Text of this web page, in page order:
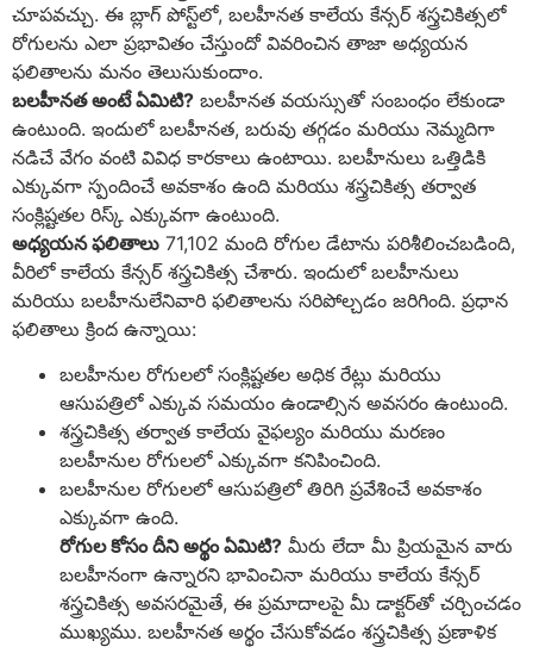
చూపవచ్చు. ఈ బ్లాగ్ పోస్ట్‌లో, బలహీనత కాలేయ కేన్సర్ శస్త్రచికిత్సలో
రోగులను ఎలా ప్రభావితం చేస్తుందో వివరించిన తాజా అధ్యయన
ఫలితాలను మనం తెలుసుకుందాం.
బలహీనత అంటే ఏమిటి? బలహీనత వయస్సుతో సంబంధం లేకుండా
ఉంటుంది. ఇందులో బలహీనత, బరువు తగ్గడం మరియు నెమ్మదిగా
నడిచే వేగం వంటి వివిధ కారకాలు ఉంటాయి. బలహీనులు ఒత్తిడికి
ఎక్కువగా స్పందించే అవకాశం ఉంది మరియు శస్త్రచికిత్స తర్వాత
సంక్లిష్టతల రిస్క్ ఎక్కువగా ఉంటుంది.
అధ్యయన ఫలితాలు 71,102 మంది రోగుల డేటాను పరిశీలించబడింది,
వీరిలో కాలేయ కేన్సర్ శస్త్రచికిత్స చేశారు. ఇందులో బలహీనులు
మరియు బలహీనులేనివారి ఫలితాలను సరిపోల్చడం జరిగింది. ప్రధాన
ఫలితాలు క్రింద ఉన్నాయి:
బలహీనుల రోగులలో సంక్లిష్టతల అధిక రేట్లు మరియు
ఆసుపత్రిలో ఎక్కువ సమయం ఉండాల్సిన అవసరం ఉంటుంది.
శస్త్రచికిత్స తర్వాత కాలేయ వైఫల్యం మరియు మరణం
బలహీనుల రోగులలో ఎక్కువగా కనిపించింది.
బలహీనుల రోగులలో ఆసుపత్రిలో తిరిగి ప్రవేశించే అవకాశం
ఎక్కువగా ఉంది.
రోగుల కోసం దీని అర్థం ఏమిటి? మీరు లేదా మీ ప్రియమైన వారు
బలహీనంగా ఉన్నారని భావించినా మరియు కాలేయ కేన్సర్
శస్త్రచికిత్స అవసరమైతే, ఈ ప్రమాదాలపై మీ డాక్టర్‌తో చర్చించడం
ముఖ్యము. బలహీనత అర్థం చేసుకోవడం శస్త్రచికిత్స ప్రణాళిక